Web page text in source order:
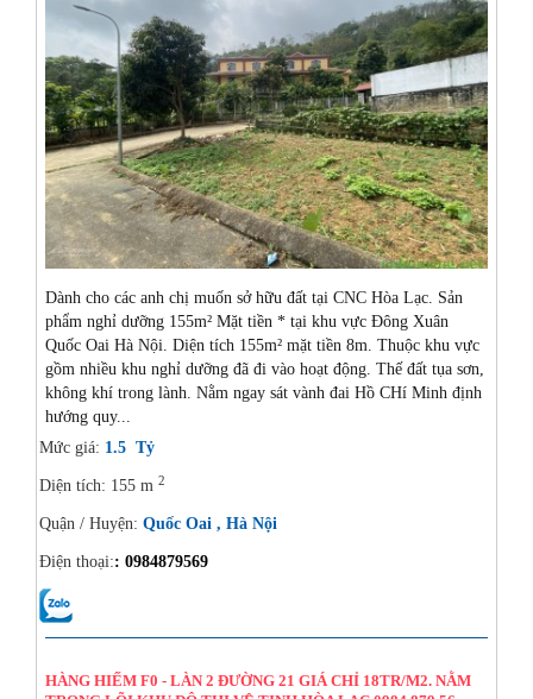
Dành cho các anh chị muốn sở hữu đất tại CNC Hòa Lạc. Sản
phẩm nghỉ dưỡng 155m² Mặt tiền * tại khu vực Đông Xuân
Quốc Oai Hà Nội. Diện tích 155m² mặt tiền 8m. Thuộc khu vực
gồm nhiều khu nghỉ dưỡng đã đi vào hoạt động. Thế đất tụa sơn,
không khí trong lành. Nằm ngay sát vành đai Hồ CHí Minh định
hướng quy...
Mức giá: 1.5 Tỷ
Diện tích: 155 m 2
Quận / Huyện: Quốc Oai , Hà Nội
Điện thoại:: 0984879569
HÀNG HIẾM F0 - LÀN 2 ĐƯỜNG 21 GIÁ CHỈ 18TR/M2. NẰM